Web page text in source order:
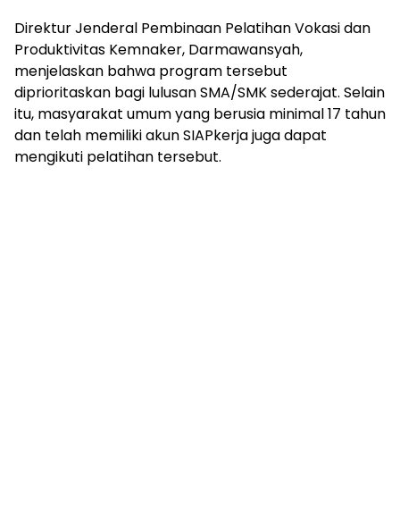
Direktur Jenderal Pembinaan Pelatihan Vokasi dan
Produktivitas Kemnaker, Darmawansyah,
menjelaskan bahwa program tersebut
diprioritaskan bagi lulusan SMA/SMK sederajat. Selain
itu, masyarakat umum yang berusia minimal 17 tahun
dan telah memiliki akun SIAPkerja juga dapat
mengikuti pelatihan tersebut.